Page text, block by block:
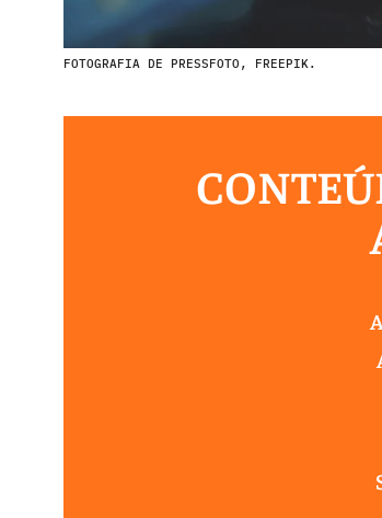
FOTOGRAFIA DE PRESSFOTO, FREEPIK.